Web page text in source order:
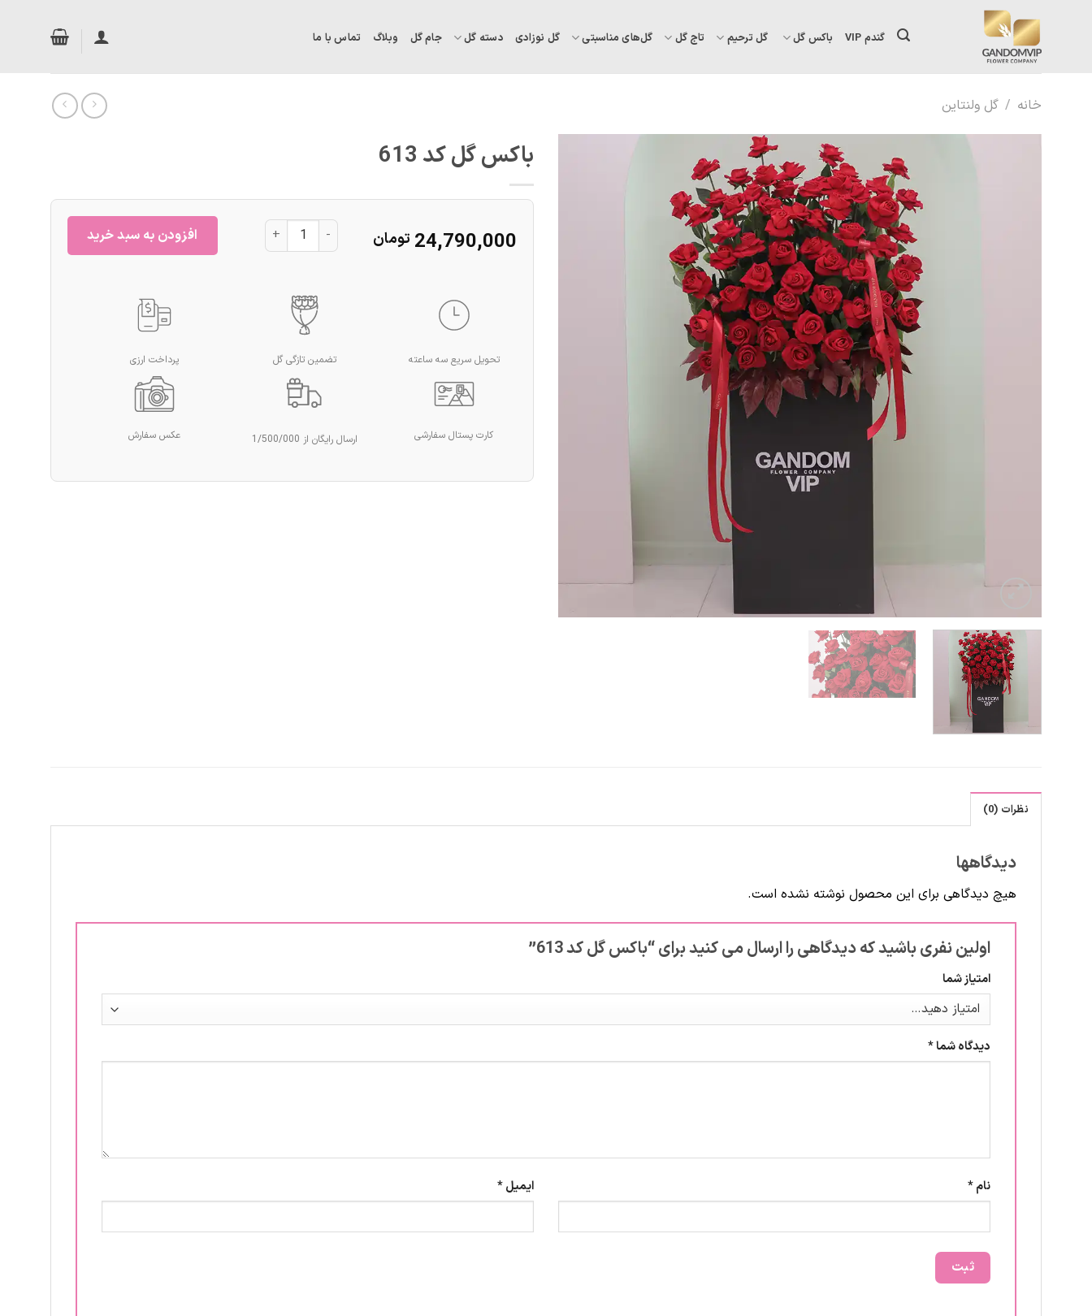
گندم VIP باکس گل گل ترحیم تاج گل گل‌های مناسبتی گل نوزادی دسته گل جام گل وبلاگ تماس با ما
خانه / گل ولنتاین
باکس گل کد 613
24,790,000 تومان
باکس گل کد 613 عدد افزودن به سبد خرید
تحویل سریع سه ساعته تضمین تازگی گل پرداخت ارزی
کارت پستال سفارشی ارسال رایگان از 1/500/000 عکس سفارش
نظرات (0)
دیدگاهها
هیچ دیدگاهی برای این محصول نوشته نشده است.
اولین نفری باشید که دیدگاهی را ارسال می کنید برای “باکس گل کد 613”
امتیاز شما
دیدگاه شما*
نام* ایمیل*